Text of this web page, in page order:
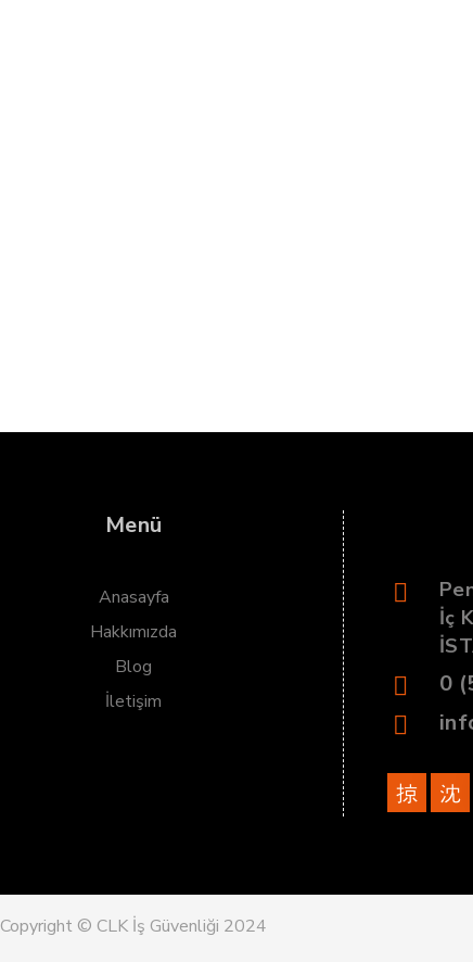
Menü
Anasayfa
Hakkımızda
Blog
İletişim
İç
0
Copyright © CLK İş Güvenliği 2024